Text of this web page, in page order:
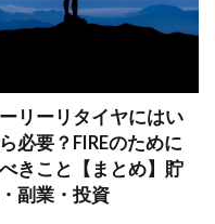
リーリタイヤにはい
必要？FIREのために
きこと【まとめ】貯
副業・投資